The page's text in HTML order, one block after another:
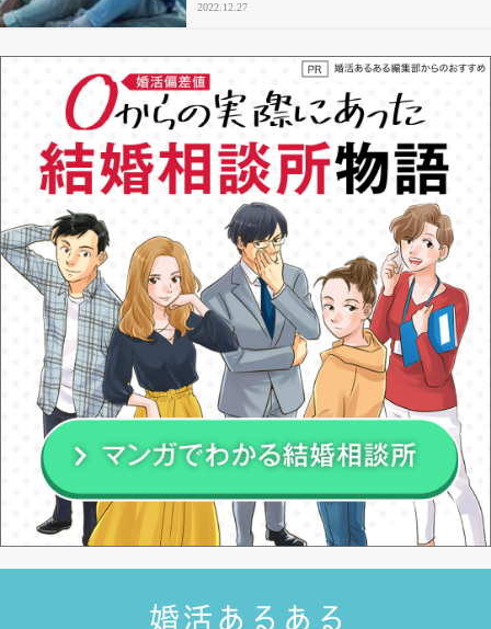
2022.12.27